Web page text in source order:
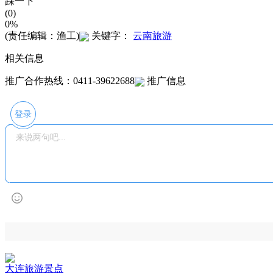
(0)
0%
(责任编辑：渔工)
关键字： 云南旅游
相关信息
推广合作热线：0411-39622688 推广信息
登录
大连旅游景点